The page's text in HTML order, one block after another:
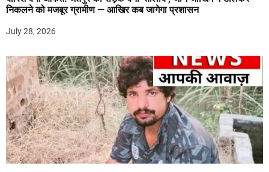
निकलने को मजबूर ग्रामीण — आखिर कब जागेगा प्रशासन
July 28, 2026